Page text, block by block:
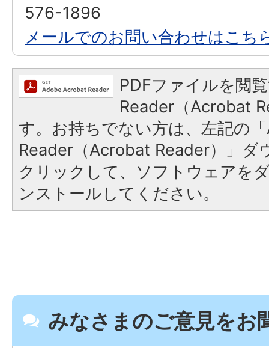
576-1896
メールでのお問い合わせはこち
PDFファイルを閲
Reader（Acrobat
す。お持ちでない方は、左記の
Reader（Acrobat Reader）」ダ
クリックして、ソフトウェアを
ンストールしてください。
みなさまのご意見をお